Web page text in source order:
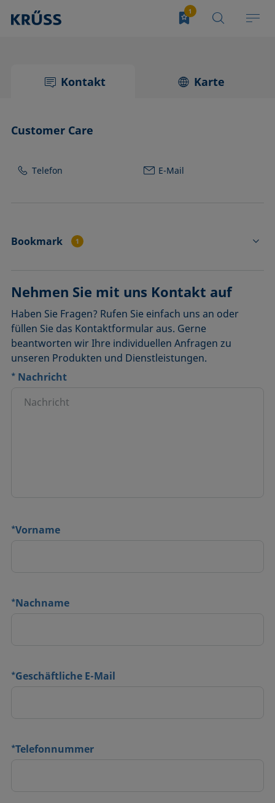
Kontakt Karte
Customer Care
Telefon E-Mail
Bookmark 1
Nehmen Sie mit uns Kontakt auf
Haben Sie Fragen? Rufen Sie einfach uns an oder
füllen Sie das Kontaktformular aus. Gerne
beantworten wir Ihre individuellen Anfragen zu
unseren Produkten und Dienstleistungen.
* Nachricht
*Vorname
*Nachname
*Geschäftliche E-Mail
*Telefonnummer